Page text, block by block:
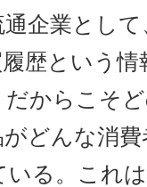
企業とし
歴という
からこそ
どんな消
る。これ